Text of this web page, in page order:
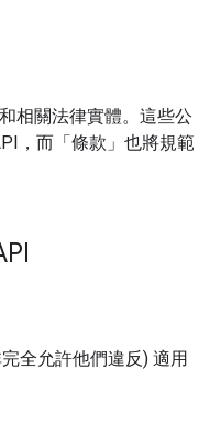
相關法律實體。這些公
，而「條款」也將規範
全允許他們違反) 適用